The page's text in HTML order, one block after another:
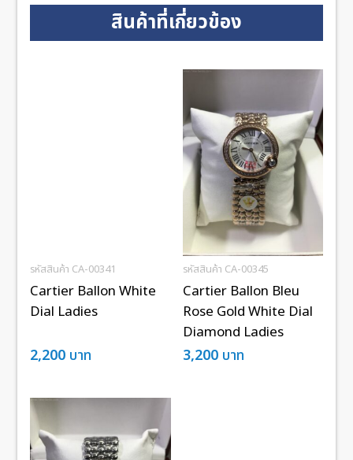
สินค้าที่เกี่ยวข้อง
รหัสสินค้า CA-00341
Cartier Ballon White
Dial Ladies
2,200 บาท
รหัสสินค้า CA-00345
Cartier Ballon Bleu
Rose Gold White Dial
Diamond Ladies
3,200 บาท